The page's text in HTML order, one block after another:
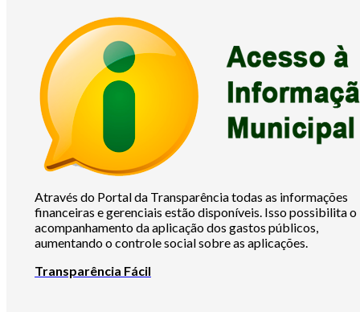
Através do Portal da Transparência todas as informações
financeiras e gerenciais estão disponíveis. Isso possibilita o
acompanhamento da aplicação dos gastos públicos,
aumentando o controle social sobre as aplicações.
Transparência Fácil